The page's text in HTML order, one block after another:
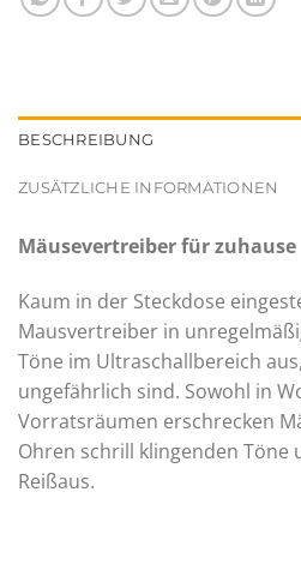
BESCHREIBUNG
ZUSÄTZLICHE INFORMATIONEN
​Mäusevertreiber für zuhause
Kaum in der Steckdose
Mausvertreiber in
Töne im Ultraschallbereich
ungefährlich sind. Sowohl in
Vorratsräumen erschrecken
Ohren schrill klingenden Töne
Reißaus.